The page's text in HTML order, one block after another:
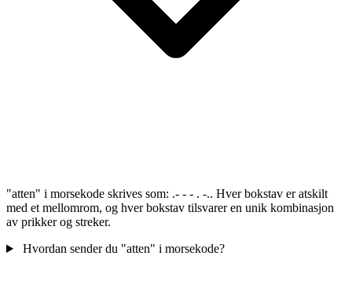
"atten" i morsekode skrives som: .- - - . -.. Hver bokstav er atskilt
med et mellomrom, og hver bokstav tilsvarer en unik kombinasjon
av prikker og streker.
Hvordan sender du "atten" i morsekode?